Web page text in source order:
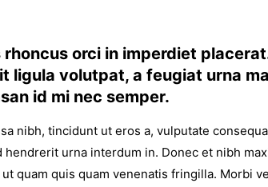
rhoncus orci in imperdiet
ligula volutpat, a feugiat urna
id mi nec semper.
nibh, tincidunt ut eros a, vulputate
hendrerit urna interdum in. Donec et nibh
quam quis quam venenatis fringilla. Morbi